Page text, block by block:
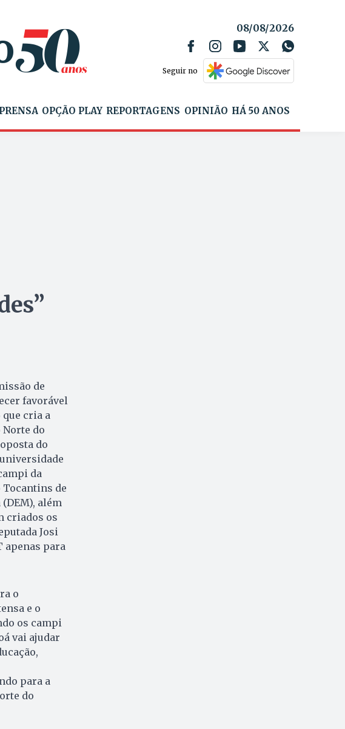
08/08/2026
Seguir no
OPÇÃO PLAY REPORTAGENS OPINIÃO HÁ 50 ANOS
de
favorável
que cria a
Norte do
do
da
Tocantins de
além
criados os
Josi
apenas para
o
e o
os campi
vai ajudar
para a
do